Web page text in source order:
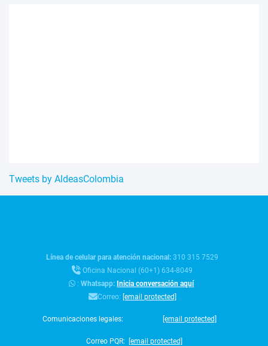
Tweets by AldeasColombia
Línea de celular para atención nacional:310 315 7529
Oficina Nacional (60+1) 634-8049
:Whatsapp:Inicia conversación aquí
Correo: [email protected]
Comunicaciones legales: [email protected]
Correo PQR: [email protected]